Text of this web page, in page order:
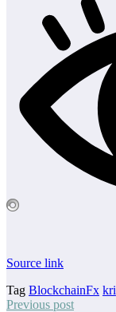
Source link
Tag BlockchainFx
Previous post